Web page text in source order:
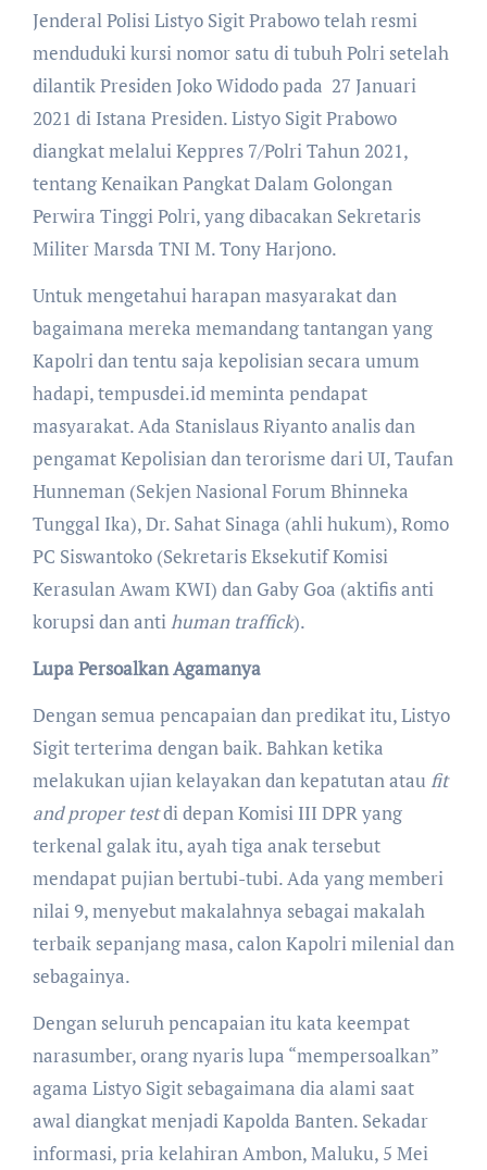
Jenderal Polisi Listyo Sigit Prabowo telah resmi
menduduki kursi nomor satu di tubuh Polri setelah
dilantik Presiden Joko Widodo pada 27 Januari
2021 di Istana Presiden. Listyo Sigit Prabowo
diangkat melalui Keppres 7/Polri Tahun 2021,
tentang Kenaikan Pangkat Dalam Golongan
Perwira Tinggi Polri, yang dibacakan Sekretaris
Militer Marsda TNI M. Tony Harjono.
Untuk mengetahui harapan masyarakat dan
bagaimana mereka memandang tantangan yang
Kapolri dan tentu saja kepolisian secara umum
hadapi, tempusdei.id meminta pendapat
masyarakat. Ada Stanislaus Riyanto analis dan
pengamat Kepolisian dan terorisme dari UI, Taufan
Hunneman (Sekjen Nasional Forum Bhinneka
Tunggal Ika), Dr. Sahat Sinaga (ahli hukum), Romo
PC Siswantoko (Sekretaris Eksekutif Komisi
Kerasulan Awam KWI) dan Gaby Goa (aktifis anti
korupsi dan antihuman traffick).
Lupa Persoalkan Agamanya
Dengan semua pencapaian dan predikat itu, Listyo
Sigit terterima dengan baik. Bahkan ketika
melakukan ujian kelayakan dan kepatutan atau fit
and proper testdi depan Komisi III DPR yang
terkenal galak itu, ayah tiga anak tersebut
mendapat pujian bertubi-tubi. Ada yang memberi
nilai 9, menyebut makalahnya sebagai makalah
terbaik sepanjang masa, calon Kapolri milenial dan
sebagainya.
Dengan seluruh pencapaian itu kata keempat
narasumber, orang nyaris lupa “mempersoalkan”
agama Listyo Sigit sebagaimana dia alami saat
awal diangkat menjadi Kapolda Banten. Sekadar
informasi, pria kelahiran Ambon, Maluku, 5 Mei